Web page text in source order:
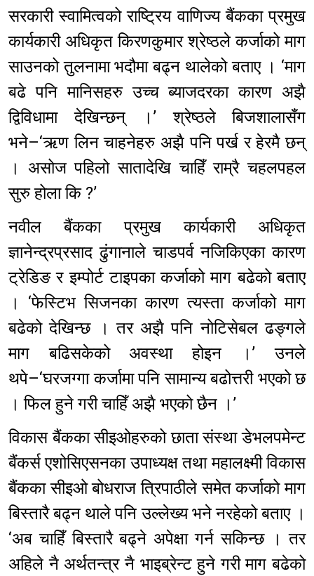
सरकारी स्वामित्वको राष्ट्रिय वाणिज्य बैंकका प्रमुख
कार्यकारी अधिकृत किरणकुमार श्रेष्ठले कर्जाको माग
साउनको तुलनामा भदौमा बढ्न थालेको बताए । ‘माग
बढे पनि मानिसहरु उच्च ब्याजदरका कारण अझै
द्विविधामा देखिन्छन् ।’ श्रेष्ठले बिजशालासँग
भने–‘ऋण लिन चाहनेहरु अझै पनि पर्ख र हेरमै छन्
। असोज पहिलो सातादेखि चाहिँ राम्रै चहलपहल
सुरु होला कि ?’
नवील बैंकका प्रमुख कार्यकारी अधिकृत
ज्ञानेन्द्रप्रसाद ढुंगानाले चाडपर्व नजिकिएका कारण
ट्रेडिङ र इम्पोर्ट टाइपका कर्जाको माग बढेको बताए
। ‘फेस्टिभ सिजनका कारण त्यस्ता कर्जाको माग
बढेको देखिन्छ । तर अझै पनि नोटिसेबल ढङ्गले
माग बढिसकेको अवस्था होइन ।’ उनले
थपे–‘घरजग्गा कर्जामा पनि सामान्य बढोत्तरी भएको छ
। फिल हुने गरी चाहिँ अझै भएको छैन ।’
विकास बैंकका सीइओहरुको छाता संस्था डेभलपमेन्ट
बैंकर्स एशोसिएसनका उपाध्यक्ष तथा महालक्ष्मी विकास
बैंकका सीइओ बोधराज त्रिपाठीले समेत कर्जाको माग
बिस्तारै बढ्न थाले पनि उल्लेख्य भने नरहेको बताए ।
‘अब चाहिँ बिस्तारै बढ्ने अपेक्षा गर्न सकिन्छ । तर
अहिले नै अर्थतन्त्र नै भाइब्रेन्ट हुने गरी माग बढेको